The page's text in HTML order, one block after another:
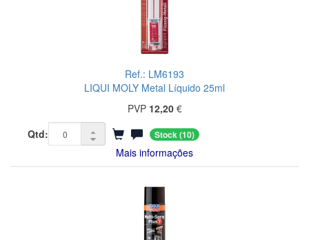
Ref.: LM6193
LIQUI MOLY Metal Líquido 25ml
PVP 12,20€
Qtd:
Stock(10)
Mais informações